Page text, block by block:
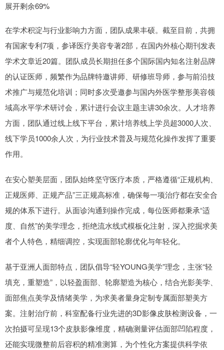
展开剩余69%
在学术积淀与行业影响力方面，团队成果丰硕。截至目前，共拥
有国家专利7项，参译医疗美容专著2部，在国内外核心期刊发表
学术文章近20篇。团队成员长期担任多个国际国内知名注射品牌
的认证医师，频繁作为品牌特邀讲师、研修班导师，参与前沿技
术推广与规范化培训；同时多次受邀参与国内外医学整形美容领
域高水平学术研讨会，累计进行会议主题主讲30余次。人才培养
方面，团队通过线上线下平台，累计培养线上学员超3000人次、
线下学员1000余人次，为行业技术普及与规范化操作发挥了重要
作用。
在安心塑美层面，团队始终坚守医疗本质，严格遵循“正规机构、
正规医师、正规产品”三正规高标准，确保每一项治疗都在安全合
规的体系下进行。从面诊沟通到操作完成，每位医师都秉承“适
度、自然”的美学理念，拒绝流水线式模板化注射，深入挖掘求美
者个人特色，精细调控，实现面部轮廓优化与年轻化。
基于亚洲人面部特点，团队倡导“轻YOUNG美学”理念，主张“轻
填充，重塑造”，以轻盈面部、轮廓塑造为核心，结合光影美学、
面部焦点美学及情绪美学，为求美者量身定制专属面部塑美方
案。注射治疗前，科室配备行业先进的3D影像皮肤检测设备，一
次拍摄可呈现13个皮肤影像维度，精确测量评估面部凹陷程度，
还能实现微整前后容积的精准测算，为个性化方案提供科学依